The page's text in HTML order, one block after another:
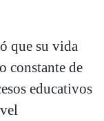
que su vida
constante de
educativos